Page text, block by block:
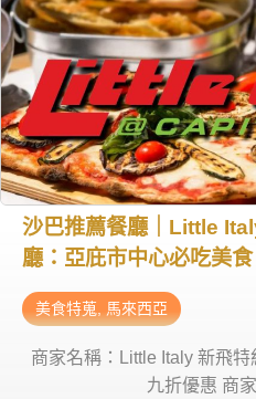
沙巴推薦餐廳｜Little
廳：亞庇市中心必吃美
惠｜馬來西亞遊學新飛特
美食特蒐, 馬來西亞
商家名稱：Little Italy 新飛
九折優惠 商